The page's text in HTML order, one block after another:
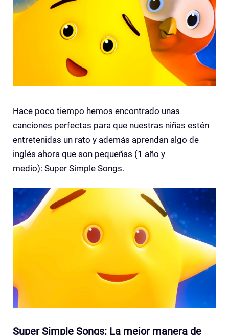
Hace poco tiempo hemos encontrado unas
canciones perfectas para que nuestras niñas estén
entretenidas un rato y además aprendan algo de
inglés ahora que son pequeñas (1 año y
medio): Super Simple Songs.
Super Simple Songs: La mejor manera de